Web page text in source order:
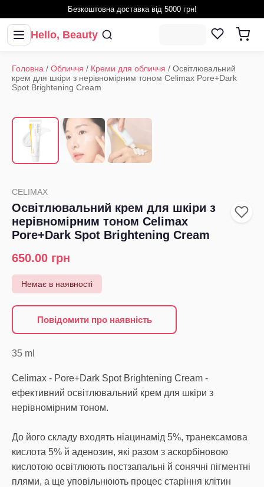
Безкоштовна доставка від 5000 грн!
Hello, Beauty
Головна / Обличчя / Креми для обличчя / Освітлювальний
крем для шкіри з нерівномірним тоном Celimax Pore+Dark
Spot Brightening Cream
CELIMAX
Освітлювальний крем для шкіри з
нерівномірним тоном Celimax
Pore+Dark Spot Brightening Cream
650.00 грн
Немає в наявності
Повідомити про наявність
35 ml
Celimax - Pore+Dark Spot Brightening Cream -
ефективний освітлювальний крем для шкіри з
нерівномірним тоном.
До його складу входять ніацинамід 5%, транексамова
кислота 5% й аденозин, які разом з аскорбіновою
кислотою освітлюють постзапальні й сонячні пігментні
плями, а ще уповільнюють процес старіння клітин